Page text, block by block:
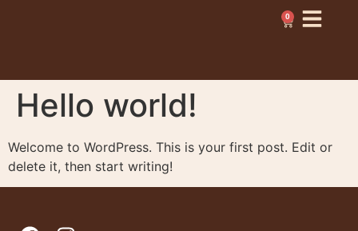
0
Hello world!
Welcome to WordPress. This is your first post. Edit or
delete it, then start writing!